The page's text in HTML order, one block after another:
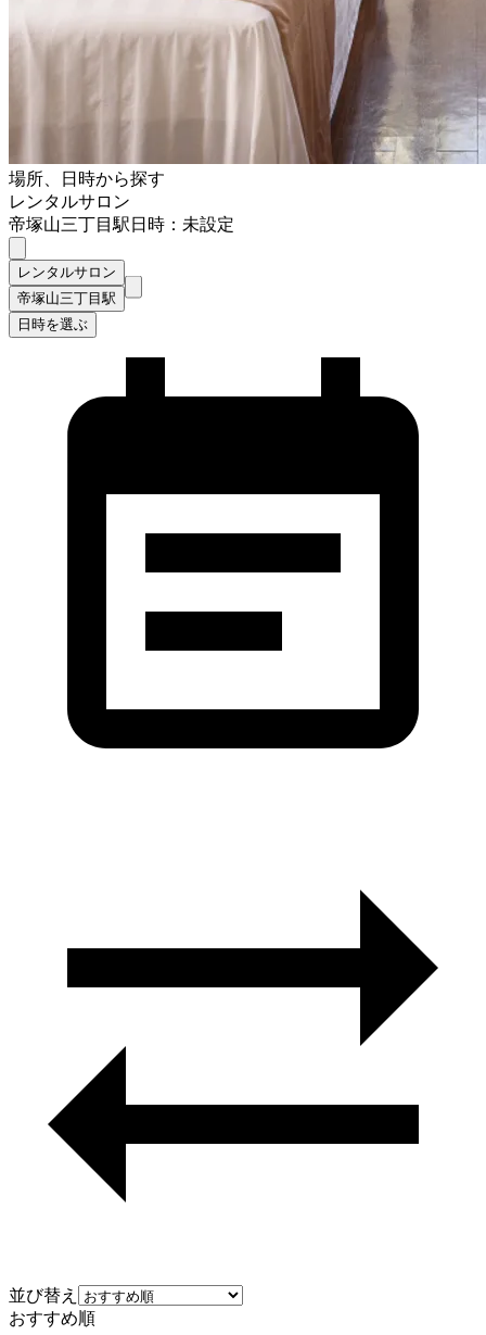
場所、日時から探す
レンタルサロン
帝塚山三丁目駅日時：未設定
レンタルサロン
帝塚山三丁目駅
日時を選ぶ
並び替え
おすすめ順